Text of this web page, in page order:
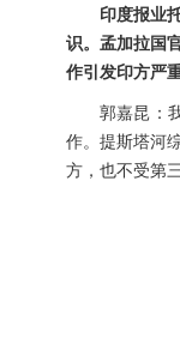
印度报业
识。孟加拉国
作引发印方严
郭嘉昆：
作。提斯塔河
方，也不受第